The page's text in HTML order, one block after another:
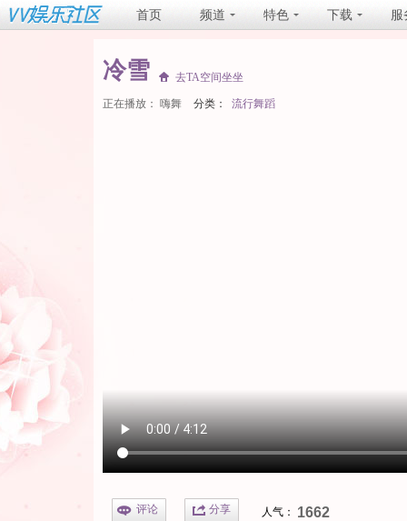
首页 频道 特色 下载 服
冷雪 去TA空间坐坐
正在播放： 嗨舞 分类： 流行舞蹈
评论 分享 人气： 1662